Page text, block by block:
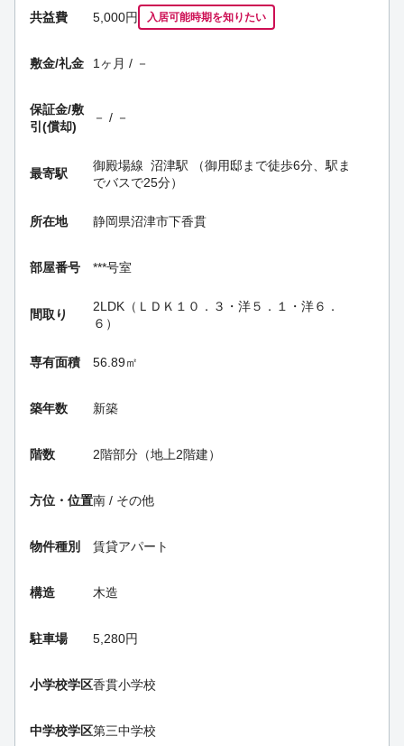
共益費 5,000円 入居可能時期を知りたい
敷金/礼金 1ヶ月 / －
保証金/敷
引(償却)
－ / －
最寄駅
御殿場線 沼津駅 （御用邸まで徒歩6分、駅ま
でバスで25分）
所在地 静岡県沼津市下香貫
部屋番号 ***号室
間取り
2LDK（ＬＤＫ１０．３・洋５．１・洋６．
６）
専有面積 56.89㎡
築年数 新築
階数 2階部分（地上2階建）
方位・位置南 / その他
物件種別 賃貸アパート
構造 木造
駐車場 5,280円
小学校学区香貫小学校
中学校学区第三中学校